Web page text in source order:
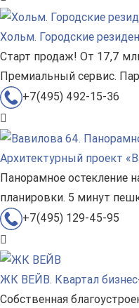
Хольм. Городские
Старт продаж! От 17,7
Премиальный сервис.
+7(495) 492-15-36
Архитектурный проект
Панорамное остекление
планировки. 5 минут
+7(495) 129-45-95
ЖК ВЕЙВ. Квартал
Собственная